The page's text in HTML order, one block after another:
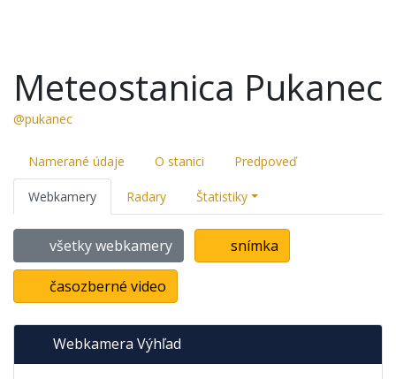
Meteostanica Pukanec
@pukanec
Namerané údaje O stanici Predpoveď
Webkamery Radary Štatistiky
všetky webkamery snímka
časozberné video
Webkamera Výhľad